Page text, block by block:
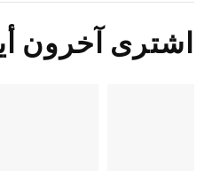
اشترى آخرون